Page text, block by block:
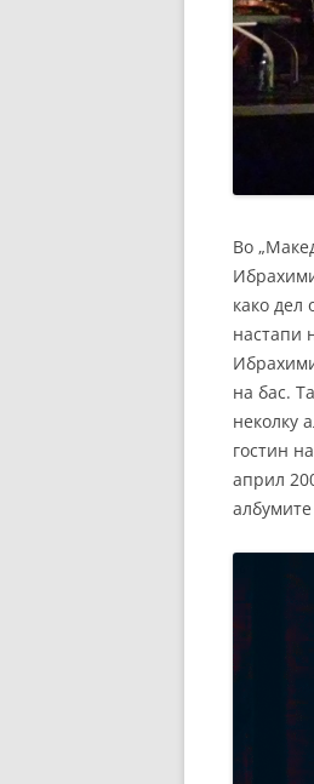
Во
како дел
настапи
на бас.
неколку
гостин
април
албумите